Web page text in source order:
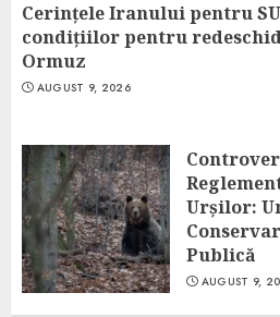
Cerințele Iranului pentru
condițiilor pentru
Ormuz
AUGUST 9, 2026
Urșilor:
Publică
AUGUST 9,